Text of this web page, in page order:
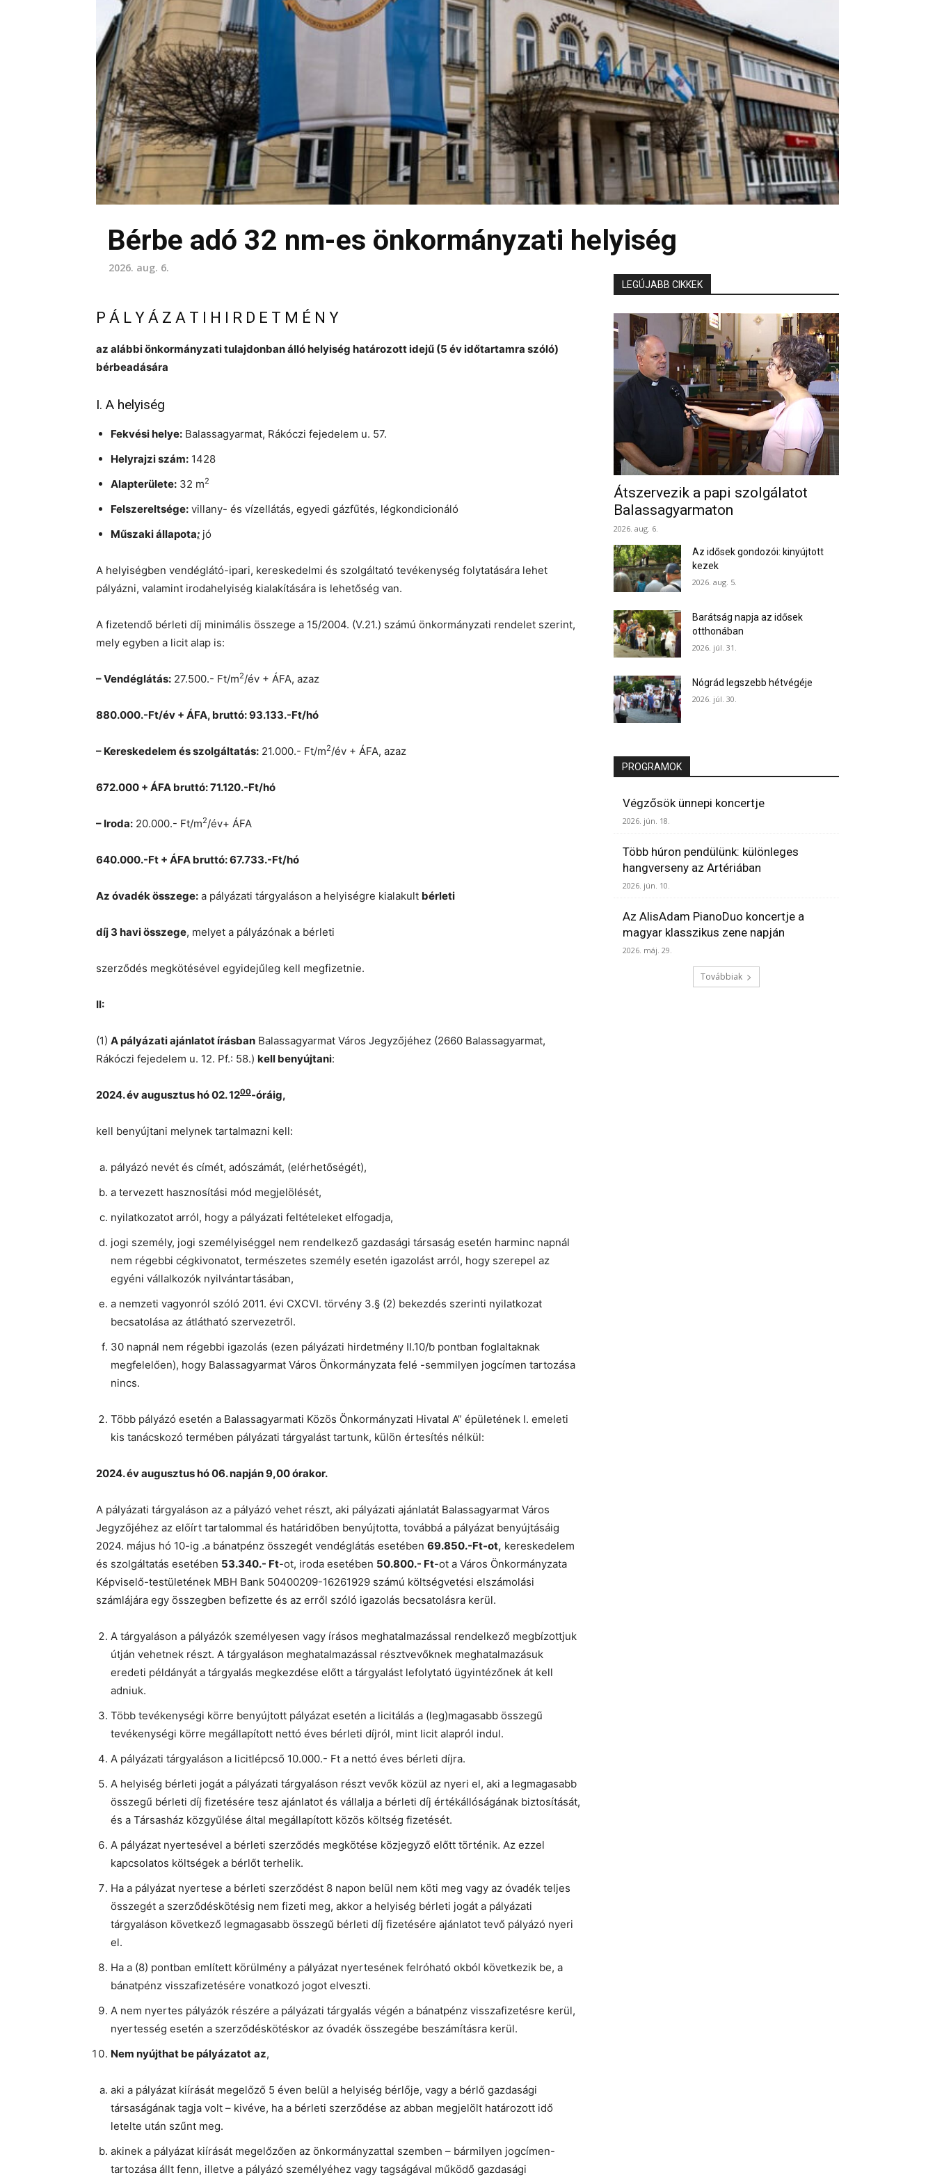
Bérbe adó 32 nm-es önkormányzati helyiség
2026. aug. 6.
P Á L Y Á Z A T I H I R D E T M É N Y
az alábbi önkormányzati tulajdonban álló helyiség határozott idejű (5 év időtartamra szóló)
bérbeadására
I. A helyiség
Fekvési helye: Balassagyarmat, Rákóczi fejedelem u. 57.
Helyrajzi szám: 1428
Alapterülete: 32 m2
Felszereltsége: villany- és vízellátás, egyedi gázfűtés, légkondicionáló
Műszaki állapota: jó
A helyiségben vendéglátó-ipari, kereskedelmi és szolgáltató tevékenység folytatására lehet
pályázni, valamint irodahelyiség kialakítására is lehetőség van.
A fizetendő bérleti díj minimális összege a 15/2004. (V.21.) számú önkormányzati rendelet szerint,
mely egyben a licit alap is:
–Vendéglátás: 27.500.- Ft/m2/év + ÁFA, azaz
880.000.-Ft/év + ÁFA, bruttó: 93.133.-Ft/hó
– Kereskedelem és szolgáltatás: 21.000.- Ft/m2/év + ÁFA, azaz
672.000 + ÁFA bruttó: 71.120.-Ft/hó
– Iroda: 20.000.- Ft/m2/év+ ÁFA
640.000.-Ft + ÁFA bruttó: 67.733.-Ft/hó
Az óvadék összege: a pályázati tárgyaláson a helyiségre kialakult bérleti
díj 3 havi összege, melyet a pályázónak a bérleti
szerződés megkötésével egyidejűleg kell megfizetnie.
II:
(1) A pályázati ajánlatot írásban Balassagyarmat Város Jegyzőjéhez (2660 Balassagyarmat,
Rákóczi fejedelem u. 12. Pf.: 58.) kell benyújtani:
2024. év augusztus hó 02. 1200-óráig,
kell benyújtani melynek tartalmazni kell:
pályázó nevét és címét, adószámát, (elérhetőségét),
a tervezett hasznosítási mód megjelölését,
nyilatkozatot arról, hogy a pályázati feltételeket elfogadja,
jogi személy, jogi személyiséggel nem rendelkező gazdasági társaság esetén harminc napnál
nem régebbi cégkivonatot, természetes személy esetén igazolást arról, hogy szerepel az
egyéni vállalkozók nyilvántartásában,
a nemzeti vagyonról szóló 2011. évi CXCVI. törvény 3.§ (2) bekezdés szerinti nyilatkozat
becsatolása az átlátható szervezetről.
30 napnál nem régebbi igazolás (ezen pályázati hirdetmény II.10/b pontban foglaltaknak
megfelelően), hogy Balassagyarmat Város Önkormányzata felé -semmilyen jogcímen tartozása
nincs.
Több pályázó esetén a Balassagyarmati Közös Önkormányzati Hivatal A” épületének I. emeleti
kis tanácskozó termében pályázati tárgyalást tartunk, külön értesítés nélkül:
2024. év augusztus hó 06. napján 9,00 órakor.
A pályázati tárgyaláson az a pályázó vehet részt, aki pályázati ajánlatát Balassagyarmat Város
Jegyzőjéhez az előírt tartalommal és határidőben benyújtotta, továbbá a pályázat benyújtásáig
2024. május hó 10-ig .a bánatpénz összegét vendéglátás esetében 69.850.-Ft-ot, kereskedelem
és szolgáltatás esetében 53.340.- Ft-ot, iroda esetében 50.800.- Ft-ot a Város Önkormányzata
Képviselő-testületének MBH Bank 50400209-16261929 számú költségvetési elszámolási
számlájára egy összegben befizette és az erről szóló igazolás becsatolásra kerül.
A tárgyaláson a pályázók személyesen vagy írásos meghatalmazással rendelkező megbízottjuk
útján vehetnek részt. A tárgyaláson meghatalmazással résztvevőknek meghatalmazásuk
eredeti példányát a tárgyalás megkezdése előtt a tárgyalást lefolytató ügyintézőnek át kell
adniuk.
Több tevékenységi körre benyújtott pályázat esetén a licitálás a (leg)magasabb összegű
tevékenységi körre megállapított nettó éves bérleti díjról, mint licit alapról indul.
A pályázati tárgyaláson a licitlépcső 10.000.- Ft a nettó éves bérleti díjra.
A helyiség bérleti jogát a pályázati tárgyaláson részt vevők közül az nyeri el, aki a legmagasabb
összegű bérleti díj fizetésére tesz ajánlatot és vállalja a bérleti díj értékállóságának biztosítását,
és a Társasház közgyűlése által megállapított közös költség fizetését.
A pályázat nyertesével a bérleti szerződés megkötése közjegyző előtt történik. Az ezzel
kapcsolatos költségek a bérlőt terhelik.
Ha a pályázat nyertese a bérleti szerződést 8 napon belül nem köti meg vagy az óvadék teljes
összegét a szerződéskötésig nem fizeti meg, akkor a helyiség bérleti jogát a pályázati
tárgyaláson következő legmagasabb összegű bérleti díj fizetésére ajánlatot tevő pályázó nyeri
el.
Ha a (8) pontban említett körülmény a pályázat nyertesének felróható okból következik be, a
bánatpénz visszafizetésére vonatkozó jogot elveszti.
A nem nyertes pályázók részére a pályázati tárgyalás végén a bánatpénz visszafizetésre kerül,
nyertesség esetén a szerződéskötéskor az óvadék összegébe beszámításra kerül.
Nem nyújthat be pályázatot az,
aki a pályázat kiírását megelőző 5 éven belül a helyiség bérlője, vagy a bérlő gazdasági
társaságának tagja volt – kivéve, ha a bérleti szerződése az abban megjelölt határozott idő
letelte után szűnt meg.
akinek a pályázat kiírását megelőzően az önkormányzattal szemben – bármilyen jogcímen-
tartozása állt fenn, illetve a pályázó személyéhez vagy tagságával működő gazdasági
LEGÚJABB CIKKEK
Átszervezik a papi szolgálatot
Balassagyarmaton
2026. aug. 6.
Az idősek gondozói: kinyújtott
kezek
2026. aug. 5.
Barátság napja az idősek
otthonában
2026. júl. 31.
Nógrád legszebb hétvégéje
2026. júl. 30.
PROGRAMOK
Végzősök ünnepi koncertje
2026. jún. 18.
Több húron pendülünk: különleges
hangverseny az Artériában
2026. jún. 10.
Az AlisAdam PianoDuo koncertje a
magyar klasszikus zene napján
2026. máj. 29.
Továbbiak